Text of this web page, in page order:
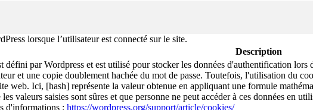
lorsque l’utilisateur est connecté sur le site.
Description
défini par Wordpress et est utilisé pour stocker les données d'authentification
et une copie doublement hachée du mot de passe. Toutefois, l'utilisation du
web. Ici, [hash] représente la valeur obtenue en appliquant une formule
les valeurs saisies sont sûres et que personne ne peut accéder à ces données en
d'informations : https://wordpress.org/support/article/cookies/